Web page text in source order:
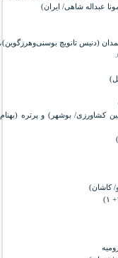
عبداله شاهی/ ایران)
(دنیس تانویچ
کشاورزی/ بوشهر) و پرتره
کاشان)